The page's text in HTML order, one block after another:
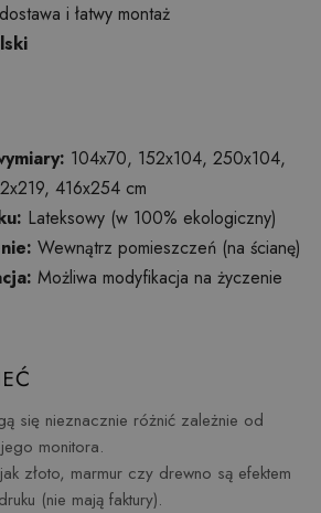
i łatwy montaż
104x70, 152x104, 250x104,
416x254 cm
Lateksowy (w 100% ekologiczny)
Wewnątrz pomieszczeń (na ścianę)
Możliwa modyfikacja na życzenie
się nieznacznie różnić zależnie od
monitora.
złoto, marmur czy drewno są efektem
(nie mają faktury).